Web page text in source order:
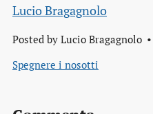
Lucio Bragagnolo
Posted by Lucio Bragagnolo
Spegnere i nosotti